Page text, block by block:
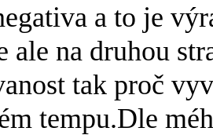
a to je
ale na druhou
tak proč
tempu.Dle